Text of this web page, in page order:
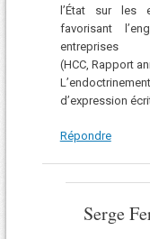
l’État sur les
favorisant
entreprises
(HCC, Rapport
d’expression
Répondre
Serge